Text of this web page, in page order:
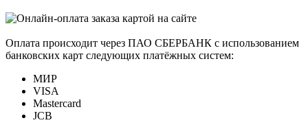
Оплата происходит через ПАО СБЕРБАНК с использованием
банковских карт следующих платёжных систем:
МИР
VISA
Mastercard
JCB